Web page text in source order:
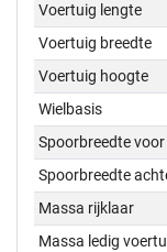
Voertuig lengte
Voertuig breedte
Voertuig hoogte
Wielbasis
Spoorbreedte voor
Spoorbreedte
Massa rijklaar
Massa ledig